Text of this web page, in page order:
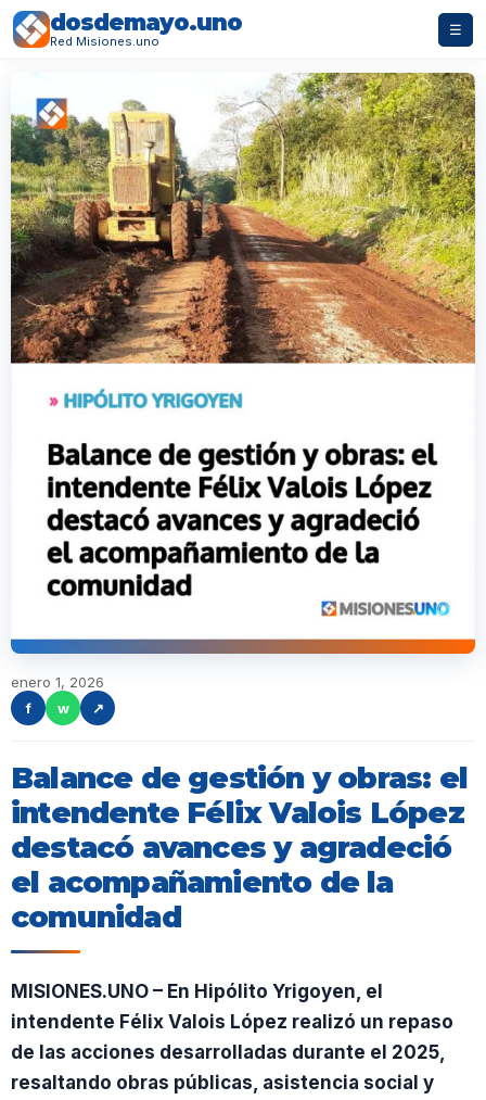
dosdemayo.uno
Red Misiones.uno
☰
enero 1, 2026
f
w ↗
Balance de gestión y obras: el
intendente Félix Valois López
destacó avances y agradeció
el acompañamiento de la
comunidad
MISIONES.UNO – En Hipólito Yrigoyen, el
intendente Félix Valois López realizó un repaso
de las acciones desarrolladas durante el 2025,
resaltando obras públicas, asistencia social y